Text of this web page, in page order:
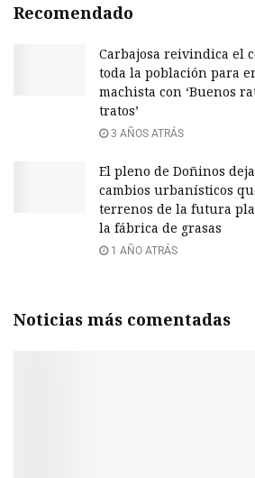
Recomendado
Carbajosa reivindica el
toda la población para
machista con ‘Buenos
tratos’
3 AÑOS ATRÁS
El pleno de Doñinos
cambios urbanísticos
terrenos de la futura
la fábrica de grasas
1 AÑO ATRÁS
Noticias más comentadas